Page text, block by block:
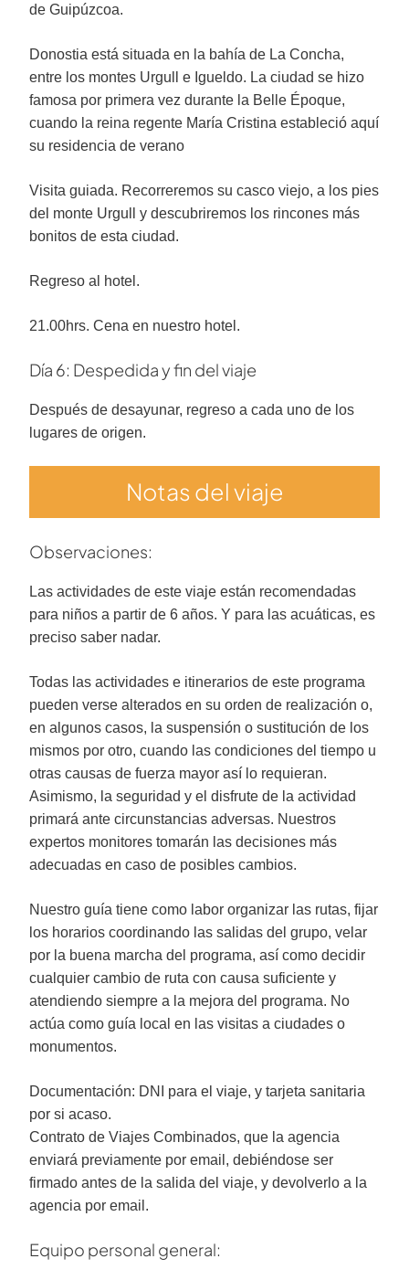
de Guipúzcoa.
Donostia está situada en la bahía de La Concha,
entre los montes Urgull e Igueldo. La ciudad se hizo
famosa por primera vez durante la Belle Époque,
cuando la reina regente María Cristina estableció aquí
su residencia de verano
Visita guiada. Recorreremos su casco viejo, a los pies
del monte Urgull y descubriremos los rincones más
bonitos de esta ciudad.
Regreso al hotel.
21.00hrs. Cena en nuestro hotel.
Día 6: Despedida y fin del viaje
Después de desayunar, regreso a cada uno de los
lugares de origen.
Notas del viaje
Observaciones:
Las actividades de este viaje están recomendadas
para niños a partir de 6 años. Y para las acuáticas, es
preciso saber nadar.
Todas las actividades e itinerarios de este programa
pueden verse alterados en su orden de realización o,
en algunos casos, la suspensión o sustitución de los
mismos por otro, cuando las condiciones del tiempo u
otras causas de fuerza mayor así lo requieran.
Asimismo, la seguridad y el disfrute de la actividad
primará ante circunstancias adversas. Nuestros
expertos monitores tomarán las decisiones más
adecuadas en caso de posibles cambios.
Nuestro guía tiene como labor organizar las rutas, fijar
los horarios coordinando las salidas del grupo, velar
por la buena marcha del programa, así como decidir
cualquier cambio de ruta con causa suficiente y
atendiendo siempre a la mejora del programa. No
actúa como guía local en las visitas a ciudades o
monumentos.
Documentación: DNI para el viaje, y tarjeta sanitaria
por si acaso.
Contrato de Viajes Combinados, que la agencia
enviará previamente por email, debiéndose ser
firmado antes de la salida del viaje, y devolverlo a la
agencia por email.
Equipo personal general: